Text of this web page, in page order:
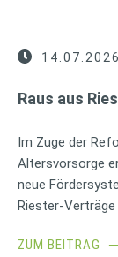
14.07.2026
Raus aus
Im Zuge der
Altersvorsorge
neue
Riester-
ZUM BEITRAG